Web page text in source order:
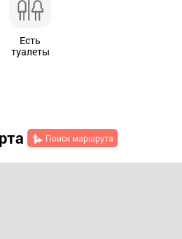
Есть
туалеты
Поиск маршрута